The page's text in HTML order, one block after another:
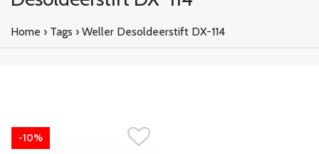
Home › Tags › Weller Desoldeerstift DX-114
-10%